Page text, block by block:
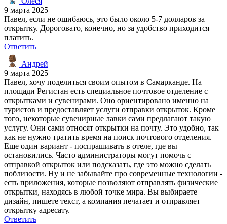
9 марта 2025
Павел, если не ошибаюсь, это было около 5-7 долларов за
открытку. Дороговато, конечно, но за удобство приходится
платить.
Ответить
Андрей
9 марта 2025
Павел, хочу поделиться своим опытом в Самарканде. На
площади Регистан есть специальное почтовое отделение с
открытками и сувенирами. Оно ориентировано именно на
туристов и предоставляет услуги отправки открыток. Кроме
того, некоторые сувенирные лавки сами предлагают такую
услугу. Они сами относят открытки на почту. Это удобно, так
как не нужно тратить время на поиск почтового отделения.
Еще один вариант - поспрашивать в отеле, где вы
остановились. Часто администраторы могут помочь с
отправкой открыток или подсказать, где это можно сделать
поблизости. Ну и не забывайте про современные технологии -
есть приложения, которые позволяют отправлять физические
открытки, находясь в любой точке мира. Вы выбираете
дизайн, пишете текст, а компания печатает и отправляет
открытку адресату.
Ответить